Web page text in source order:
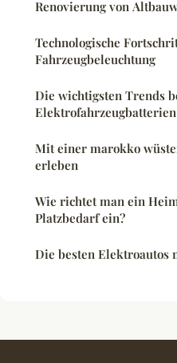
Renovierung von
Technologische
Fahrzeugbeleuchtung
Die wichtigsten Trends
Elektrofahrzeugbatterien
Mit einer marokko
erleben
Wie richtet man ein
Platzbedarf ein?
Die besten Elektroautos